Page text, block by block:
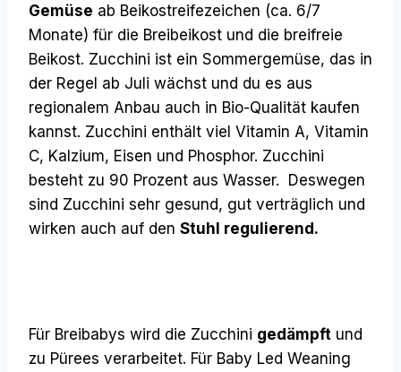
Gemüse ab Beikostreifezeichen (ca. 6/7
Monate) für die Breibeikost und die breifreie
Beikost. Zucchini ist ein Sommergemüse, das in
der Regel ab Juli wächst und du es aus
regionalem Anbau auch in Bio-Qualität kaufen
kannst. Zucchini enthält viel Vitamin A, Vitamin
C, Kalzium, Eisen und Phosphor. Zucchini
besteht zu 90 Prozent aus Wasser. Deswegen
sind Zucchini sehr gesund, gut verträglich und
wirken auch auf den Stuhl regulierend.
Für Breibabys wird die Zucchini gedämpft und
zu Pürees verarbeitet. Für Baby Led Weaning